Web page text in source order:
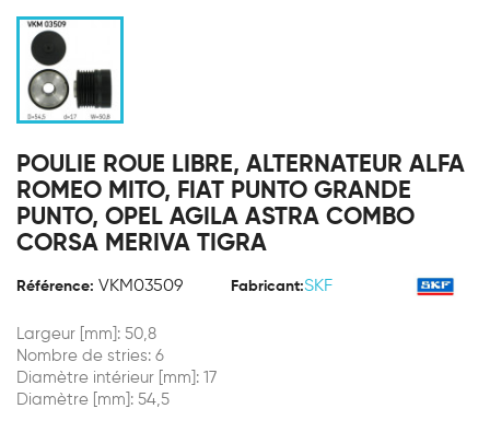
POULIE ROUE LIBRE, ALTERNATEUR ALFA
ROMEO MITO, FIAT PUNTO GRANDE
PUNTO, OPEL AGILA ASTRA COMBO
CORSA MERIVA TIGRA
Référence: VKM03509 Fabricant:SKF
Largeur [mm]: 50,8
Nombre de stries: 6
Diamètre intérieur [mm]: 17
Diamètre [mm]: 54,5